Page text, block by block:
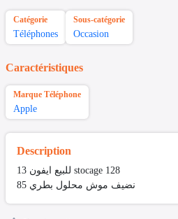
Catégorie
Téléphones
Sous-catégorie
Occasion
Caractéristiques
Marque Téléphone
Apple
Description
للبيع ايفون 13 stocage 128
نضيف موش محلول بطري 85